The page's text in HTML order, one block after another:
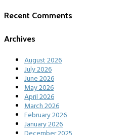
Recent Comments
Archives
August 2026
July 2026
June 2026
May 2026
April 2026
March 2026
February 2026
January 2026